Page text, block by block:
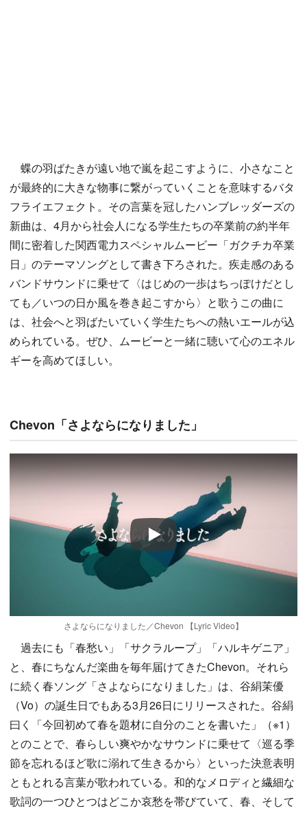
蝶の羽ばたきが遠い地で嵐を起こすように、小さなこと
が最終的に大きな物事に繋がっていくことを意味するバタ
フライエフェクト。その言葉を冠したハンブレッダーズの
新曲は、4月から社会人になる学生たちの卒業前の約半年
間に密着した関西電力スペシャルムービー「ガクチカ卒業
日」のテーマソングとして書き下ろされた。疾走感のある
バンドサウンドに乗せて〈はじめの一歩はちっぽけだとし
ても／いつの日か風を巻き起こすから〉と歌うこの曲に
は、社会へと羽ばたいていく学生たちへの熱いエールが込
められている。ぜひ、ムービーと一緒に聴いて心のエネル
ギーを高めてほしい。
Chevon「さよならになりました」
Play
さよならになりました／Chevon 【Lyric Video】
過去にも「春愁い」「サクラループ」「ハルキゲニア」
と、春にちなんだ楽曲を毎年届けてきたChevon。それら
に続く春ソング「さよならになりました」は、谷絹茉優
（Vo）の誕生日でもある3月26日にリリースされた。谷絹
曰く「今回初めて春を題材に自分のことを書いた」（※1）
とのことで、春らしい爽やかなサウンドに乗せて〈巡る季
節を忘れるほど歌に溺れて生きるから〉といった決意表明
ともとれる言葉が歌われている。和的なメロディと繊細な
歌詞の一つひとつはどこか哀愁を帯びていて、春、そして